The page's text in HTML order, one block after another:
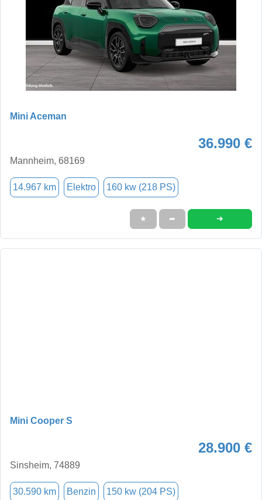
Mini Aceman
36.990 €
Mannheim, 68169
14.967 km Elektro 160 kw (218 PS)
★ ➦ ➜
Mini Cooper S
28.900 €
Sinsheim, 74889
30.590 km Benzin 150 kw (204 PS)